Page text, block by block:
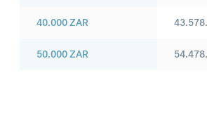
40.000ZAR
50.000ZAR